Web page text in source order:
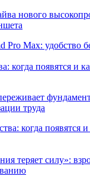
нового
когда появятся и
труда
теряет силу»: